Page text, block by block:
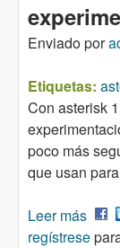
Enviado por
Etiquetas:
Con asterisk
poco más
que usan
Leer más
SIP-
regístrese